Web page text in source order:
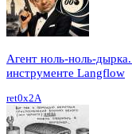
Агент ноль-ноль-
инструменте Langflow
ret0x2A